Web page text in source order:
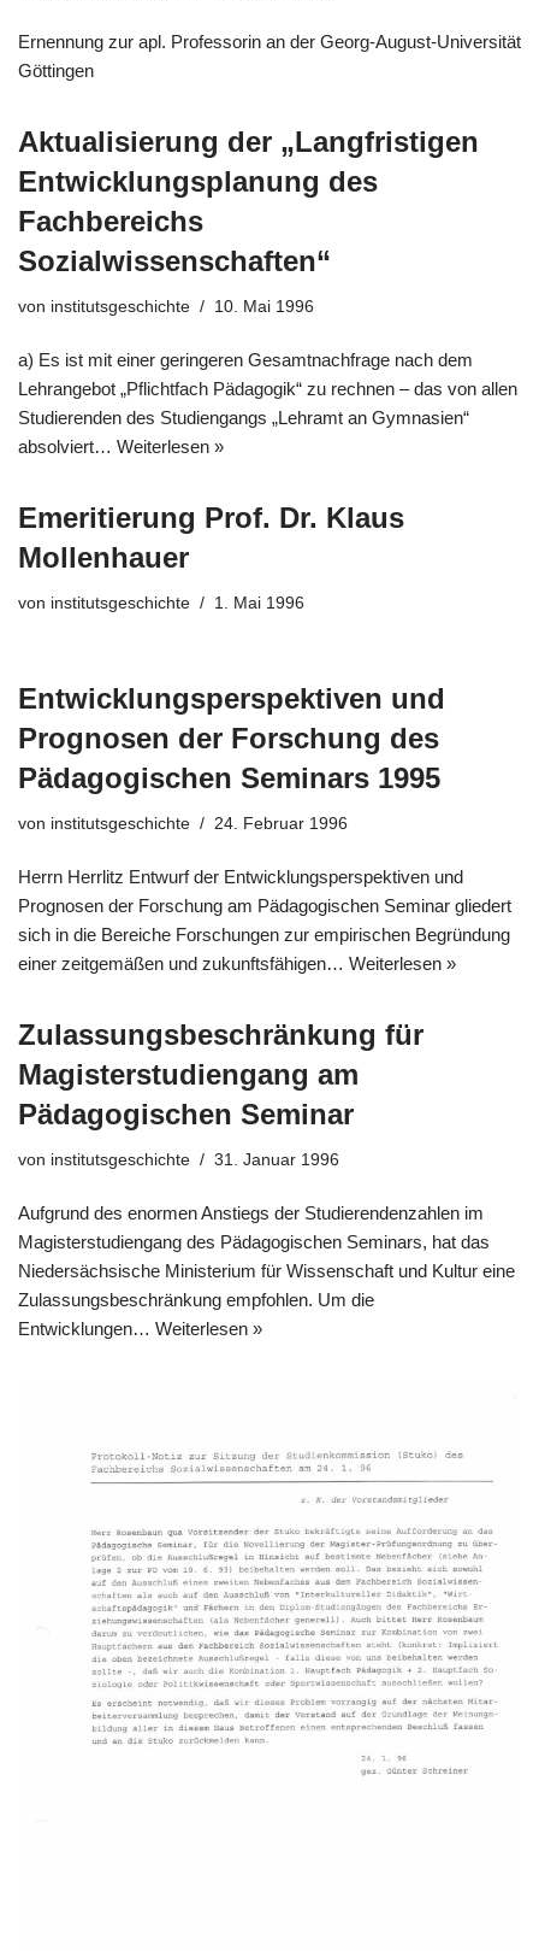
Ernennung zur apl. Professorin an der Georg-August-Universität
Göttingen
Aktualisierung der „Langfristigen
Entwicklungsplanung des
Fachbereichs
Sozialwissenschaften“
von institutsgeschichte 10. Mai 1996
a) Es ist mit einer geringeren Gesamtnachfrage nach dem
Lehrangebot „Pflichtfach Pädagogik“ zu rechnen – das von allen
Studierenden des Studiengangs „Lehramt an Gymnasien“
absolviert… Weiterlesen »
Emeritierung Prof. Dr. Klaus
Mollenhauer
von institutsgeschichte 1. Mai 1996
Entwicklungsperspektiven und
Prognosen der Forschung des
Pädagogischen Seminars 1995
von institutsgeschichte 24. Februar 1996
Herrn Herrlitz Entwurf der Entwicklungsperspektiven und
Prognosen der Forschung am Pädagogischen Seminar gliedert
sich in die Bereiche Forschungen zur empirischen Begründung
einer zeitgemäßen und zukunftsfähigen… Weiterlesen »
Zulassungsbeschränkung für
Magisterstudiengang am
Pädagogischen Seminar
von institutsgeschichte 31. Januar 1996
Aufgrund des enormen Anstiegs der Studierendenzahlen im
Magisterstudiengang des Pädagogischen Seminars, hat das
Niedersächsische Ministerium für Wissenschaft und Kultur eine
Zulassungsbeschränkung empfohlen. Um die
Entwicklungen… Weiterlesen »